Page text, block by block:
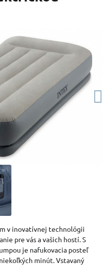
v inovatívnej technológii
pre vás a vašich hostí. S
je nafukovacia posteľ
minút. Vstavaný